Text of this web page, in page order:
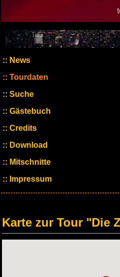
News
Tourdaten
Suche
Gästebuch
Credits
Download
Mitschnitte
Impressum
Karte zur Tour "Die